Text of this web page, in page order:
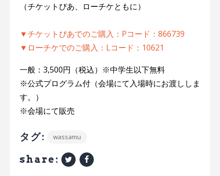
（チケットぴあ、ローチケともに）
▼チケットぴあでのご購入：Pコード：866739
▼ローチケでのご購入：Lコード：10621
一般：3,500円（税込）※中学生以下無料
※公式プログラム付（会場にて入場時にお渡ししま
す。）
※会場にて販売
タグ: wassamu
share: